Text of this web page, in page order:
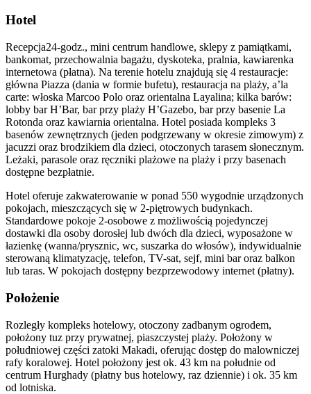
Hotel
Recepcja24-godz., mini centrum handlowe, sklepy z pamiątkami,
bankomat, przechowalnia bagażu, dyskoteka, pralnia, kawiarenka
internetowa (płatna). Na terenie hotelu znajdują się 4 restauracje:
główna Piazza (dania w formie bufetu), restauracja na plaży, a’la
carte: włoska Marcoo Polo oraz orientalna Layalina; kilka barów:
lobby bar H’Bar, bar przy plaży H’Gazebo, bar przy basenie La
Rotonda oraz kawiarnia orientalna. Hotel posiada kompleks 3
basenów zewnętrznych (jeden podgrzewany w okresie zimowym) z
jacuzzi oraz brodzikiem dla dzieci, otoczonych tarasem słonecznym.
Leżaki, parasole oraz ręczniki plażowe na plaży i przy basenach
dostępne bezpłatnie.
Hotel oferuje zakwaterowanie w ponad 550 wygodnie urządzonych
pokojach, mieszczących się w 2-piętrowych budynkach.
Standardowe pokoje 2-osobowe z możliwością pojedynczej
dostawki dla osoby dorosłej lub dwóch dla dzieci, wyposażone w
łazienkę (wanna/prysznic, wc, suszarka do włosów), indywidualnie
sterowaną klimatyzację, telefon, TV-sat, sejf, mini bar oraz balkon
lub taras. W pokojach dostępny bezprzewodowy internet (płatny).
Położenie
Rozległy kompleks hotelowy, otoczony zadbanym ogrodem,
położony tuz przy prywatnej, piaszczystej plaży. Położony w
południowej części zatoki Makadi, oferując dostęp do malowniczej
rafy koralowej. Hotel położony jest ok. 43 km na południe od
centrum Hurghady (płatny bus hotelowy, raz dziennie) i ok. 35 km
od lotniska.